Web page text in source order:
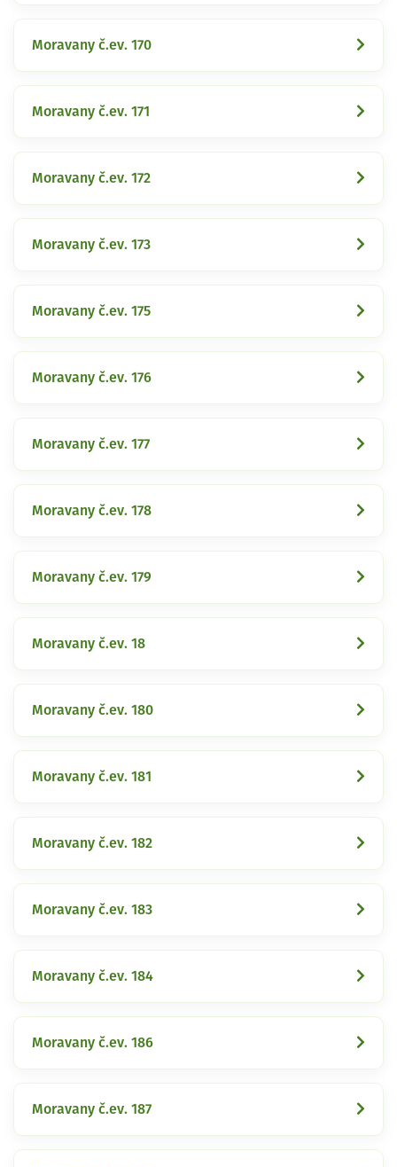
Moravany č.ev. 170
Moravany č.ev. 171
Moravany č.ev. 172
Moravany č.ev. 173
Moravany č.ev. 175
Moravany č.ev. 176
Moravany č.ev. 177
Moravany č.ev. 178
Moravany č.ev. 179
Moravany č.ev. 18
Moravany č.ev. 180
Moravany č.ev. 181
Moravany č.ev. 182
Moravany č.ev. 183
Moravany č.ev. 184
Moravany č.ev. 186
Moravany č.ev. 187